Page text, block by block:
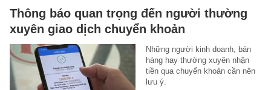
Thông báo quan trọng đến người thường
xuyên giao dịch chuyển khoản
Những người kinh doanh, bán
hàng hay thường xuyên nhận
tiền qua chuyển khoản cần nên
lưu ý.